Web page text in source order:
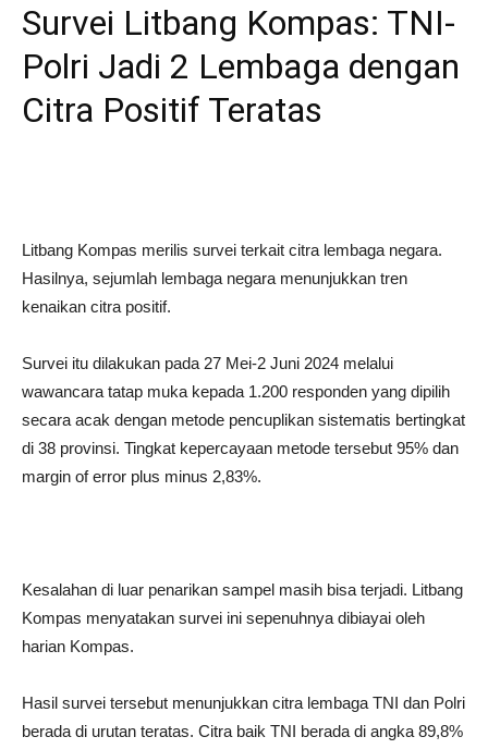
Survei Litbang Kompas: TNI-
Polri Jadi 2 Lembaga dengan
Citra Positif Teratas
Litbang Kompas merilis survei terkait citra lembaga negara.
Hasilnya, sejumlah lembaga negara menunjukkan tren
kenaikan citra positif.
Survei itu dilakukan pada 27 Mei-2 Juni 2024 melalui
wawancara tatap muka kepada 1.200 responden yang dipilih
secara acak dengan metode pencuplikan sistematis bertingkat
di 38 provinsi. Tingkat kepercayaan metode tersebut 95% dan
margin of error plus minus 2,83%.
Kesalahan di luar penarikan sampel masih bisa terjadi. Litbang
Kompas menyatakan survei ini sepenuhnya dibiayai oleh
harian Kompas.
Hasil survei tersebut menunjukkan citra lembaga TNI dan Polri
berada di urutan teratas. Citra baik TNI berada di angka 89,8%